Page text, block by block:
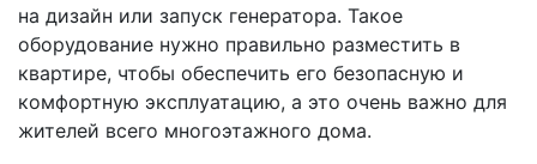
на дизайн или запуск генератора. Такое
оборудование нужно правильно разместить в
квартире, чтобы обеспечить его безопасную и
комфортную эксплуатацию, а это очень важно для
жителей всего многоэтажного дома.